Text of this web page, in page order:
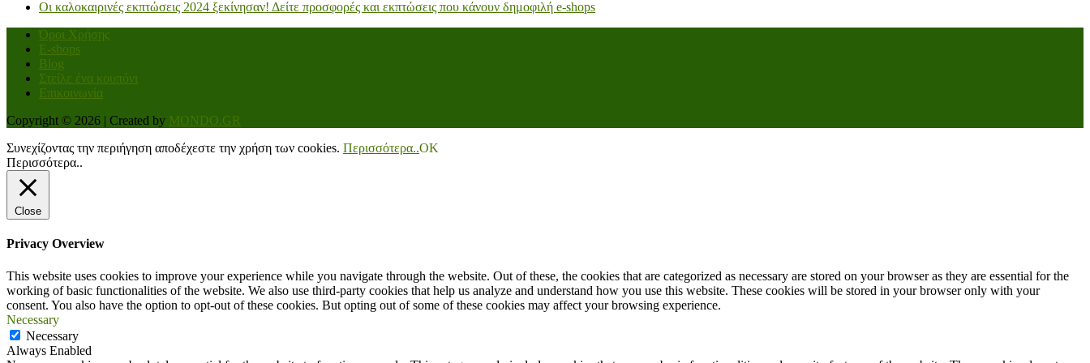
Οι καλοκαιρινές εκπτώσεις 2024 ξεκίνησαν! Δείτε προσφορές και εκπτώσεις που κάνουν δημοφιλή e-shops
Όροι Χρήσης
E-shops
Blog
Στείλε ένα κουπόνι
Επικοινωνία
Copyright © 2026 | Created by MONDO.GR
Συνεχίζοντας την περιήγηση αποδέχεστε την χρήση των cookies. Περισσότερα..ΟΚ
Περισσότερα..
Close
Privacy Overview
This website uses cookies to improve your experience while you navigate through the website. Out of these, the cookies that are categorized as necessary are stored on your browser as they are essential for the
working of basic functionalities of the website. We also use third-party cookies that help us analyze and understand how you use this website. These cookies will be stored in your browser only with your
consent. You also have the option to opt-out of these cookies. But opting out of some of these cookies may affect your browsing experience.
Necessary
Necessary
Always Enabled